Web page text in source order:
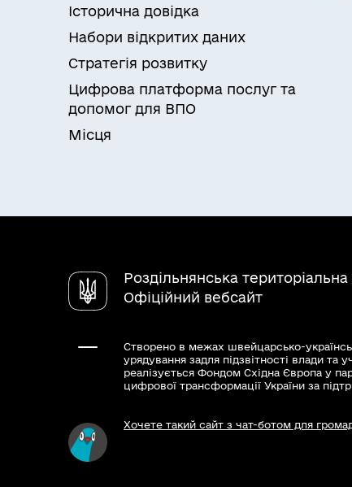
Історична довідка
Набори відкритих даних
Стратегія розвитку
Цифрова платформа послуг та
допомог для ВПО
Місця
Роздільнянська
Офіційний вебсайт
Створено в межах швейцарсько-
урядування задля підзвітності влади та
реалізується Фондом Східна Європа у
цифрової трансформації України за
Хочете такий сайт з чат-ботом для